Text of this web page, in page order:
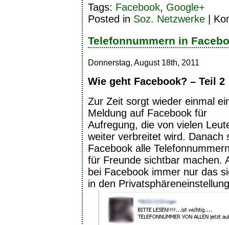
Tags: Facebook, Google+
Posted in Soz. Netzwerke
Telefonnummern in
Donnerstag, August 18th, 2011
Wie geht Facebook? – Teil 2
Zur Zeit sorgt wieder einmal
Meldung auf Facebook für
Aufregung, die von vielen
weiter verbreitet wird. Danach
Facebook alle
für Freunde sichtbar machen.
bei Facebook immer nur das
in den